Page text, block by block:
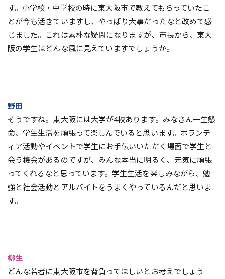
す。小学校・中学校の時に東大阪市で教えてもらっていたこ
とが今も活きていますし、やっぱり大事だったなと改めて感
じました。これは素朴な疑問になりますが、市長から、東大
阪の学生はどんな風に見えていますでしょうか。
野田
そうですね。東大阪には大学が4校あります。みなさん一生懸
命、学生生活を頑張って楽しんでいると思います。ボランテ
ィア活動やイベントで学生にお手伝いいただく場面で学生と
会う機会があるのですが、みんな本当に明るく、元気に頑張
ってくれるなと思っています。学生生活を楽しみながら、勉
強と社会活動とアルバイトをうまくやっているんだと思いま
す。
柳生
どんな若者に東大阪市を背負ってほしいとお考えでしょう